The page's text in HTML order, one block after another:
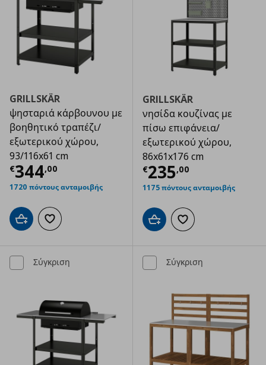
GRILLSKÄR
ψησταριά κάρβουνου με
βοηθητικό τραπέζι/
εξωτερικού χώρου,
93/116x61 cm
€344,00
Τρέχουσα τιμή € 344,00
1720 πόντους ανταμοιβής
Προσθήκη στο καλάθι
Προσθήκη στα αγαπημένα
GRILLSKÄR
νησίδα κουζίνας με
πίσω επιφάνεια/
εξωτερικού χώρου,
86x61x176 cm
€235,00
Τρέχουσα
1175 πόντους ανταμοιβής
Προσθήκη στο καλάθι
Προσθήκη στα
Σύγκριση Σύγκριση